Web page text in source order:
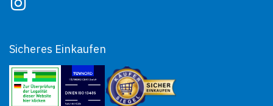
Sicheres Einkaufen